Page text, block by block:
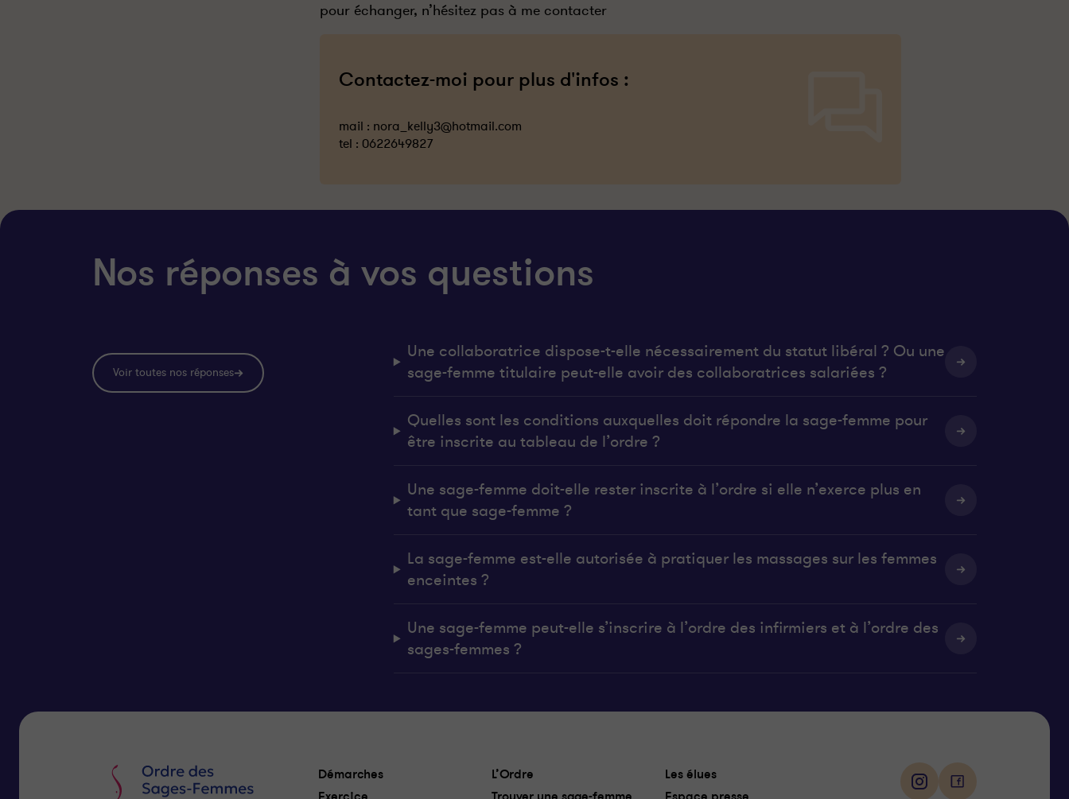
pour échanger, n’hésitez pas à me contacter
Contactez-moi pour plus d'infos :
mail : nora_kelly3@hotmail.com
tel : 0622649827
Nos réponses à vos questions
Voir toutes nos réponses
Une collaboratrice dispose-t-elle nécessairement du statut libéral ? Ou une
sage-femme titulaire peut-elle avoir des collaboratrices salariées ?
Quelles sont les conditions auxquelles doit répondre la sage-femme pour
être inscrite au tableau de l’ordre ?
Une sage-femme doit-elle rester inscrite à l’ordre si elle n’exerce plus en
tant que sage-femme ?
La sage-femme est-elle autorisée à pratiquer les massages sur les femmes
enceintes ?
Une sage-femme peut-elle s’inscrire à l’ordre des infirmiers et à l’ordre des
sages-femmes ?
Démarches
L’Ordre
Les élues
i
f